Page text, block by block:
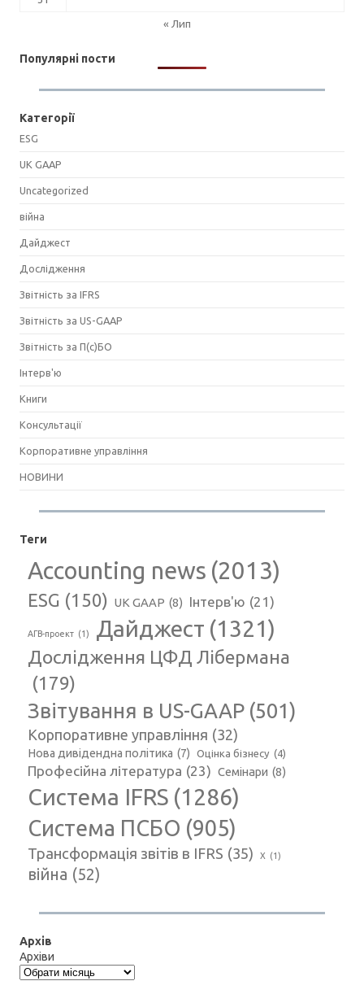
« Лип
Популярні пости
Категорії
ESG
UK GAAP
Uncategorized
війна
Дайджест
Дослідження
Звітність за IFRS
Звітність за US-GAAP
Звітність за П(с)БО
Інтерв'ю
Книги
Консультації
Корпоративне управління
НОВИНИ
Теги
Accounting news (2013)
ESG (150) UK GAAP (8) Інтерв'ю (21)
АГВ-проект (1) Дайджест (1321)
Дослідження ЦФД Лібермана
(179)
Звітування в US-GAAP (501)
Корпоративне управління (32)
Нова дивідендна політика (7) Оцінка бізнесу (4)
Професійна література (23) Семінари (8)
Система IFRS (1286)
Система ПСБО (905)
Трансформація звітів в IFRS (35) Х (1)
війна (52)
Архів
Архіви